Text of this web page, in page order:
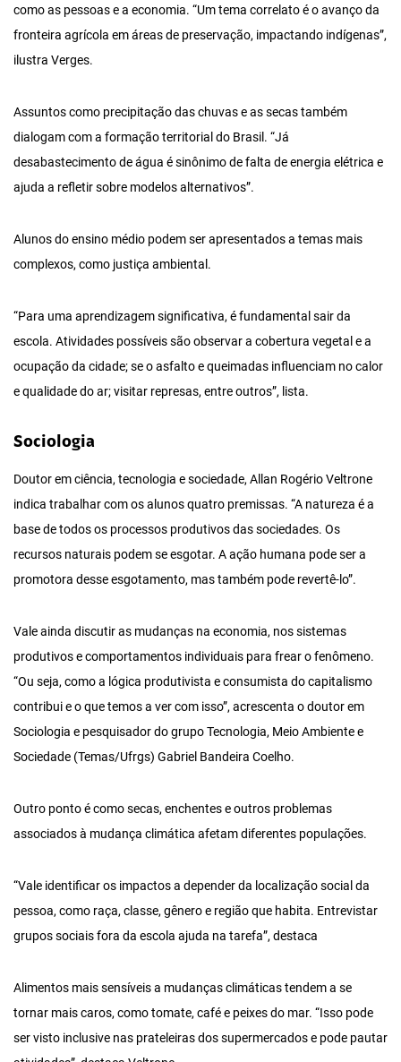
como as pessoas e a economia. “Um tema correlato é o avanço da
fronteira agrícola em áreas de preservação, impactando indígenas”,
ilustra Verges.
Assuntos como precipitação das chuvas e as secas também
dialogam com a formação territorial do Brasil. “Já
desabastecimento de água é sinônimo de falta de energia elétrica e
ajuda a refletir sobre modelos alternativos”.
Alunos do ensino médio podem ser apresentados a temas mais
complexos, como justiça ambiental.
“Para uma aprendizagem significativa, é fundamental sair da
escola. Atividades possíveis são observar a cobertura vegetal e a
ocupação da cidade; se o asfalto e queimadas influenciam no calor
e qualidade do ar; visitar represas, entre outros”, lista.
Sociologia
Doutor em ciência, tecnologia e sociedade, Allan Rogério Veltrone
indica trabalhar com os alunos quatro premissas. “A natureza é a
base de todos os processos produtivos das sociedades. Os
recursos naturais podem se esgotar. A ação humana pode ser a
promotora desse esgotamento, mas também pode revertê-lo”.
Vale ainda discutir as mudanças na economia, nos sistemas
produtivos e comportamentos individuais para frear o fenômeno.
“Ou seja, como a lógica produtivista e consumista do capitalismo
contribui e o que temos a ver com isso”, acrescenta o doutor em
Sociologia e pesquisador do grupo Tecnologia, Meio Ambiente e
Sociedade (Temas/Ufrgs) Gabriel Bandeira Coelho.
Outro ponto é como secas, enchentes e outros problemas
associados à mudança climática afetam diferentes populações.
“Vale identificar os impactos a depender da localização social da
pessoa, como raça, classe, gênero e região que habita. Entrevistar
grupos sociais fora da escola ajuda na tarefa”, destaca
Alimentos mais sensíveis a mudanças climáticas tendem a se
tornar mais caros, como tomate, café e peixes do mar. “Isso pode
ser visto inclusive nas prateleiras dos supermercados e pode pautar